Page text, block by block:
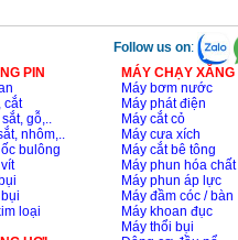
Follow us on:
PIN
cắt
gỗ,..
nhôm,..
bulông
loại
MÁY CHẠY
Máy bơm nước
Máy phát điện
Máy cắt cỏ
Máy cưa xích
Máy cắt bê tông
Máy phun hóa chất
Máy phun áp lực
Máy đầm cóc / bàn
Máy khoan đục
Máy thổi bụi